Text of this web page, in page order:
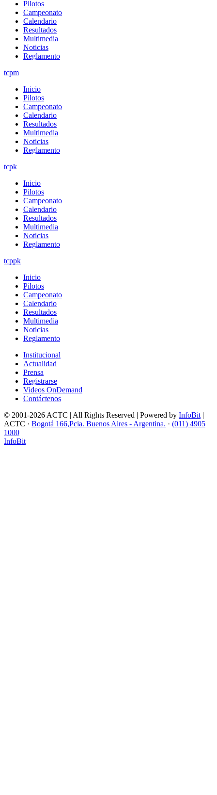
Pilotos
Campeonato
Calendario
Resultados
Multimedia
Noticias
Reglamento
tcpm
Inicio
Pilotos
Campeonato
Calendario
Resultados
Multimedia
Noticias
Reglamento
tcpk
Inicio
Pilotos
Campeonato
Calendario
Resultados
Multimedia
Noticias
Reglamento
tcppk
Inicio
Pilotos
Campeonato
Calendario
Resultados
Multimedia
Noticias
Reglamento
Institucional
Actualidad
Prensa
Registrarse
Videos OnDemand
Contáctenos
© 2001-2026 ACTC | All Rights Reserved | Powered by InfoBit |
ACTC · Bogotá 166,Pcia. Buenos Aires - Argentina. · (011) 4905
1000
InfoBit